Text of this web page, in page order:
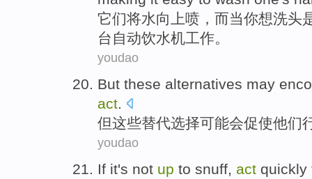
它们将水向上喷， 而当你想洗头
台自动饮水机工作。
youdao
But these alternatives may
act.
但这些替代选择可能会促使他们
youdao
If it's not up to snuff, act quickly